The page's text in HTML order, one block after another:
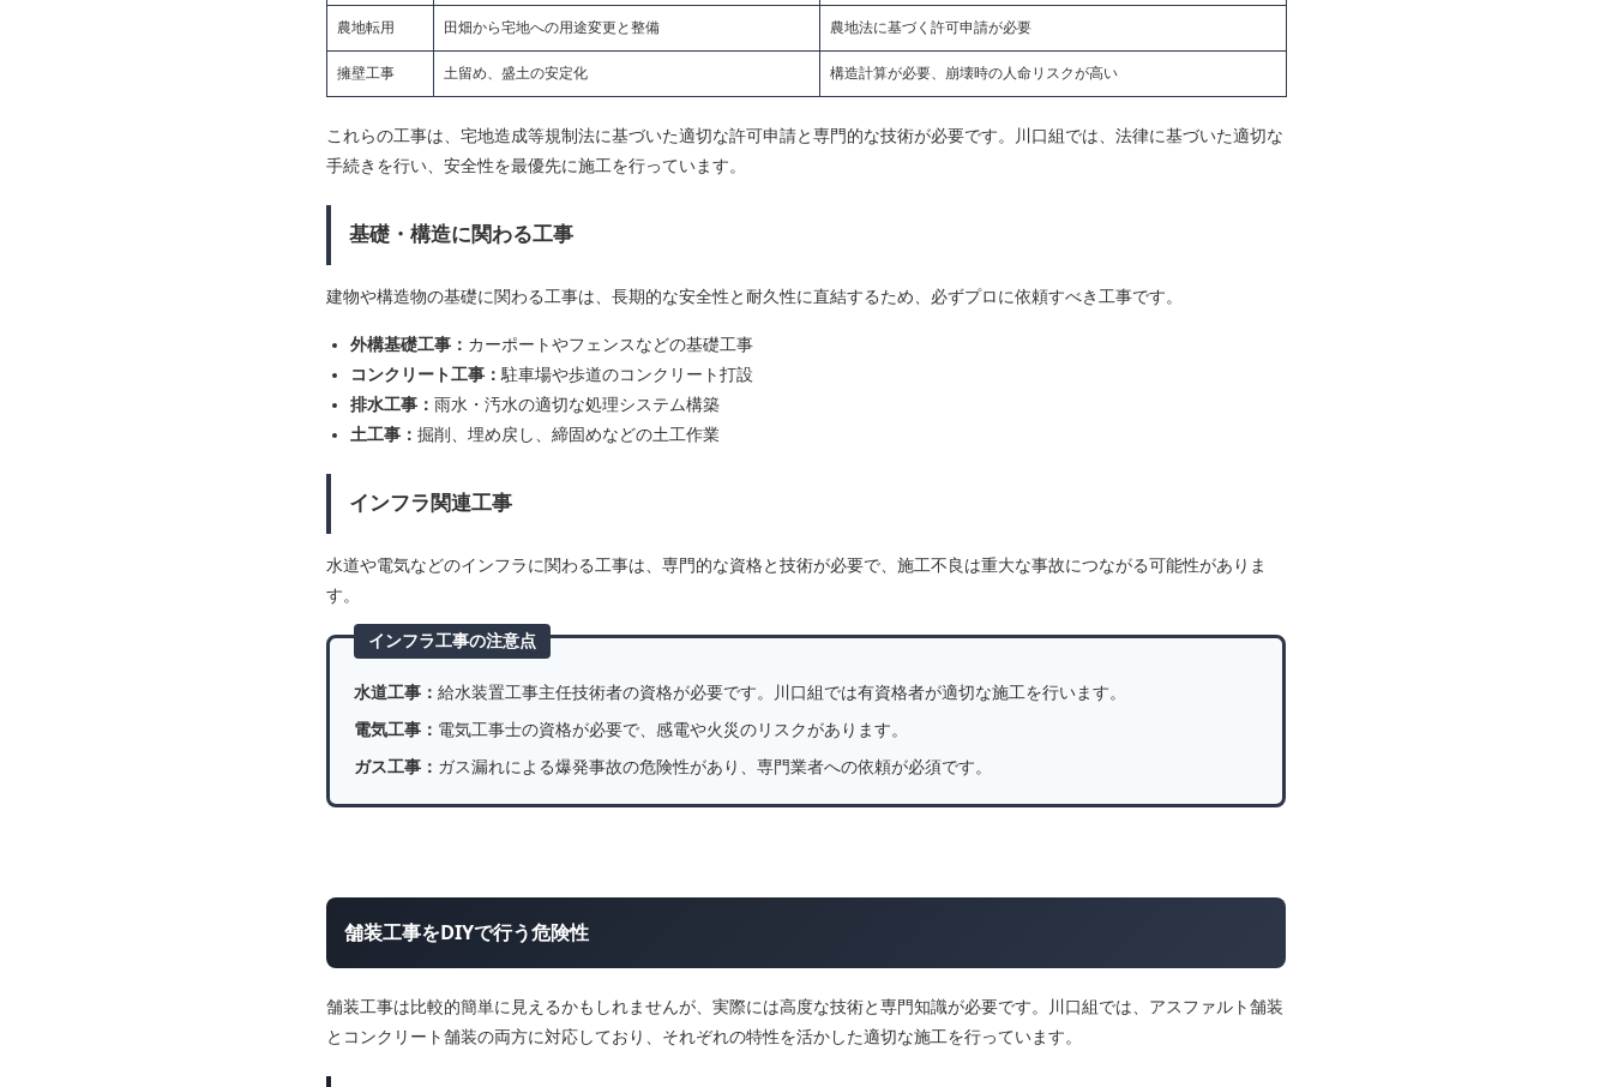
農地転用 田畑から宅地への用途変更と整備 農地法に基づく許可申請が必要
擁壁工事 土留め、盛土の安定化 構造計算が必要、崩壊時の人命リスクが高い
これらの工事は、宅地造成等規制法に基づいた適切な許可申請と専門的な技術が必要です。川口組では、法律に基づいた適切な
手続きを行い、安全性を最優先に施工を行っています。
基礎・構造に関わる工事
建物や構造物の基礎に関わる工事は、長期的な安全性と耐久性に直結するため、必ずプロに依頼すべき工事です。
外構基礎工事： カーポートやフェンスなどの基礎工事
コンクリート工事：駐車場や歩道のコンクリート打設
排水工事： 雨水・汚水の適切な処理システム構築
土工事： 掘削、埋め戻し、締固めなどの土工作業
インフラ関連工事
水道や電気などのインフラに関わる工事は、専門的な資格と技術が必要で、施工不良は重大な事故につながる可能性がありま
す。
インフラ工事の注意点
水道工事： 給水装置工事主任技術者の資格が必要です。川口組では有資格者が適切な施工を行います。
電気工事： 電気工事士の資格が必要で、感電や火災のリスクがあります。
ガス工事： ガス漏れによる爆発事故の危険性があり、専門業者への依頼が必須です。
舗装工事をDIYで行う危険性
舗装工事は比較的簡単に見えるかもしれませんが、実際には高度な技術と専門知識が必要です。川口組では、アスファルト舗装
とコンクリート舗装の両方に対応しており、それぞれの特性を活かした適切な施工を行っています。